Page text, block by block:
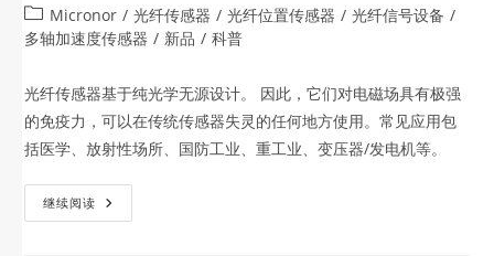
Micronor / 光纤传感器 / 光纤位置传感器 / 光纤信号设备 /
多轴加速度传感器 / 新品 / 科普
光纤传感器基于纯光学无源设计。 因此，它们对电磁场具有极强
的免疫力，可以在传统传感器失灵的任何地方使用。常见应用包
括医学、放射性场所、国防工业、重工业、变压器/发电机等。
继续阅读